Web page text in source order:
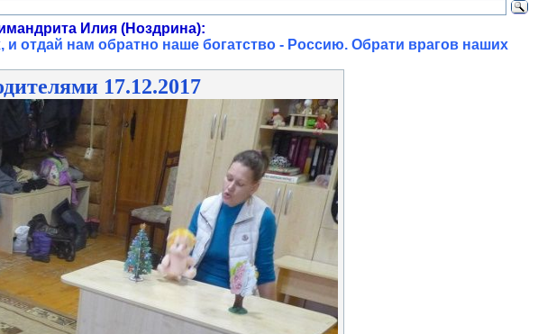
Илия (Ноздрина):
отдай нам обратно наше богатство - Россию. Обрати врагов наших
17.12.2017